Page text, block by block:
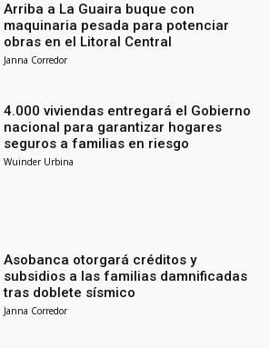
Arriba a La Guaira buque con
maquinaria pesada para potenciar
obras en el Litoral Central
Janna Corredor
4.000 viviendas entregará el Gobierno
nacional para garantizar hogares
seguros a familias en riesgo
Wuinder Urbina
Asobanca otorgará créditos y
subsidios a las familias damnificadas
tras doblete sísmico
Janna Corredor